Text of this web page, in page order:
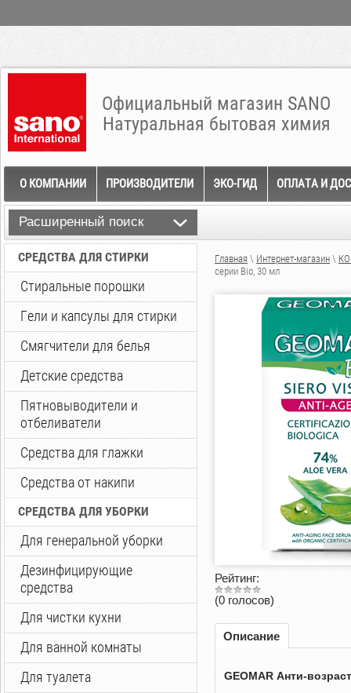
Официальный магазин SANO
Натуральная бытовая химия
О КОМПАНИИ ПРОИЗВОДИТЕЛИ ЭКО-ГИД ОПЛАТА И
Расширенный поиск
СРЕДСТВА ДЛЯ СТИРКИ
Стиральные порошки
Гели и капсулы для стирки
Смягчители для белья
Детские средства
Пятновыводители и
отбеливатели
Средства для глажки
Средства от накипи
СРЕДСТВА ДЛЯ УБОРКИ
Для генеральной уборки
Дезинфицирующие
средства
Для чистки кухни
Для ванной комнаты
Для туалета
Главная \ Интернет-магазин \
серии Bio, 30 мл
Рейтинг:
(0 голосов)
Описание
GEOMAR Анти-